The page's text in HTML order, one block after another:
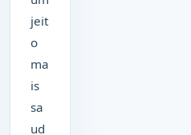
jeit
o
ma
is
sa
ud